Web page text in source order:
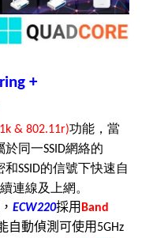
+
& 802.11r)功能，當
於同一SSID網絡的
和SSID的信號下快速自
連線及上網。
ECW220採用 Band
自動偵測可使用 5GHz